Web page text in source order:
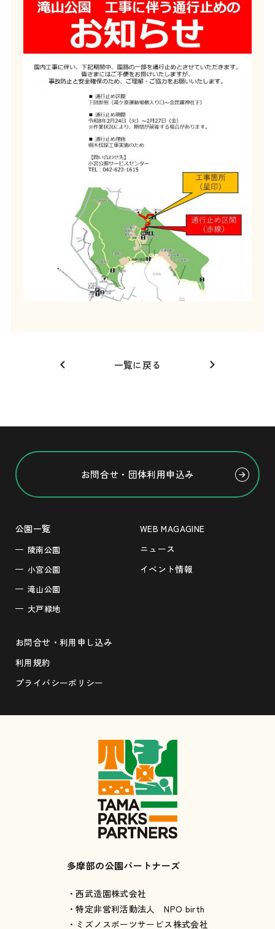
一覧に戻る
お問合せ・団体利用申込み
公園一覧
陵南公園
小宮公園
滝山公園
大戸緑地
WEB MAGAGINE
ニュース
イベント情報
お問合せ・利用申し込み
利用規約
プライバシーポリシー
多摩部の公園パートナーズ
・西武造園株式会社
・特定非営利活動法人 NPO birth
・ミズノスポーツサービス株式会社